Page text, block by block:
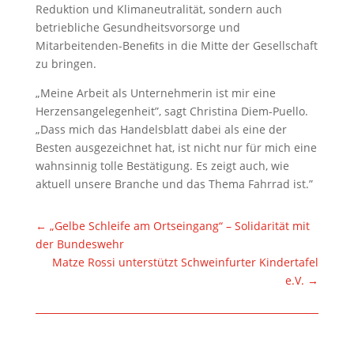
Reduktion und Klimaneutralität, sondern auch
betriebliche Gesundheitsvorsorge und
Mitarbeitenden-Beneﬁts in die Mitte der Gesellschaft
zu bringen.
„Meine Arbeit als Unternehmerin ist mir eine
Herzensangelegenheit”, sagt Christina Diem-Puello.
„Dass mich das Handelsblatt dabei als eine der
Besten ausgezeichnet hat, ist nicht nur für mich eine
wahnsinnig tolle Bestätigung. Es zeigt auch, wie
aktuell unsere Branche und das Thema Fahrrad ist.”
← „Gelbe Schleife am Ortseingang“ – Solidarität mit
der Bundeswehr
Matze Rossi unterstützt Schweinfurter Kindertafel
e.V. →